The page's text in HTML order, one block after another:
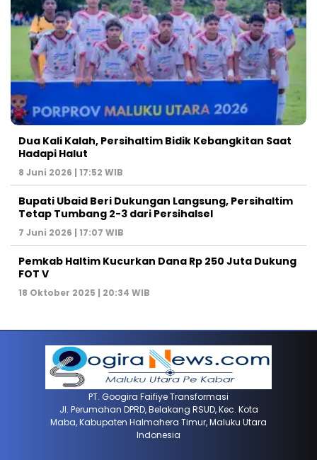
Dua Kali Kalah, Persihaltim Bidik Kebangkitan Saat
Hadapi Halut
8 Juni 2026 | 17:52 WIB
Bupati Ubaid Beri Dukungan Langsung, Persihaltim
Tetap Tumbang 2-3 dari Persihalsel
7 Juni 2026 | 17:07 WIB
Pemkab Haltim Kucurkan Dana Rp 250 Juta Dukung
FOT V
18 Oktober 2025 | 20:34 WIB
PT. Googira Faifiye Transformasi
Jl. Perumahan DPRD, Belakang RSUD, Kec. Kota
Maba, Kabupaten Halmahera Timur, Maluku Utara
Indonesia